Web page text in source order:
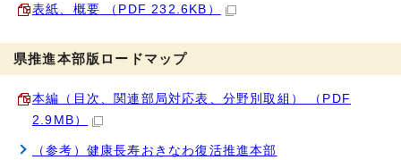
表紙、概要 （PDF 232.6KB）
県推進本部版ロードマップ
本編（目次、関連部局対応表、分野別取組） （PDF
2.9MB）
（参考）健康長寿おきなわ復活推進本部